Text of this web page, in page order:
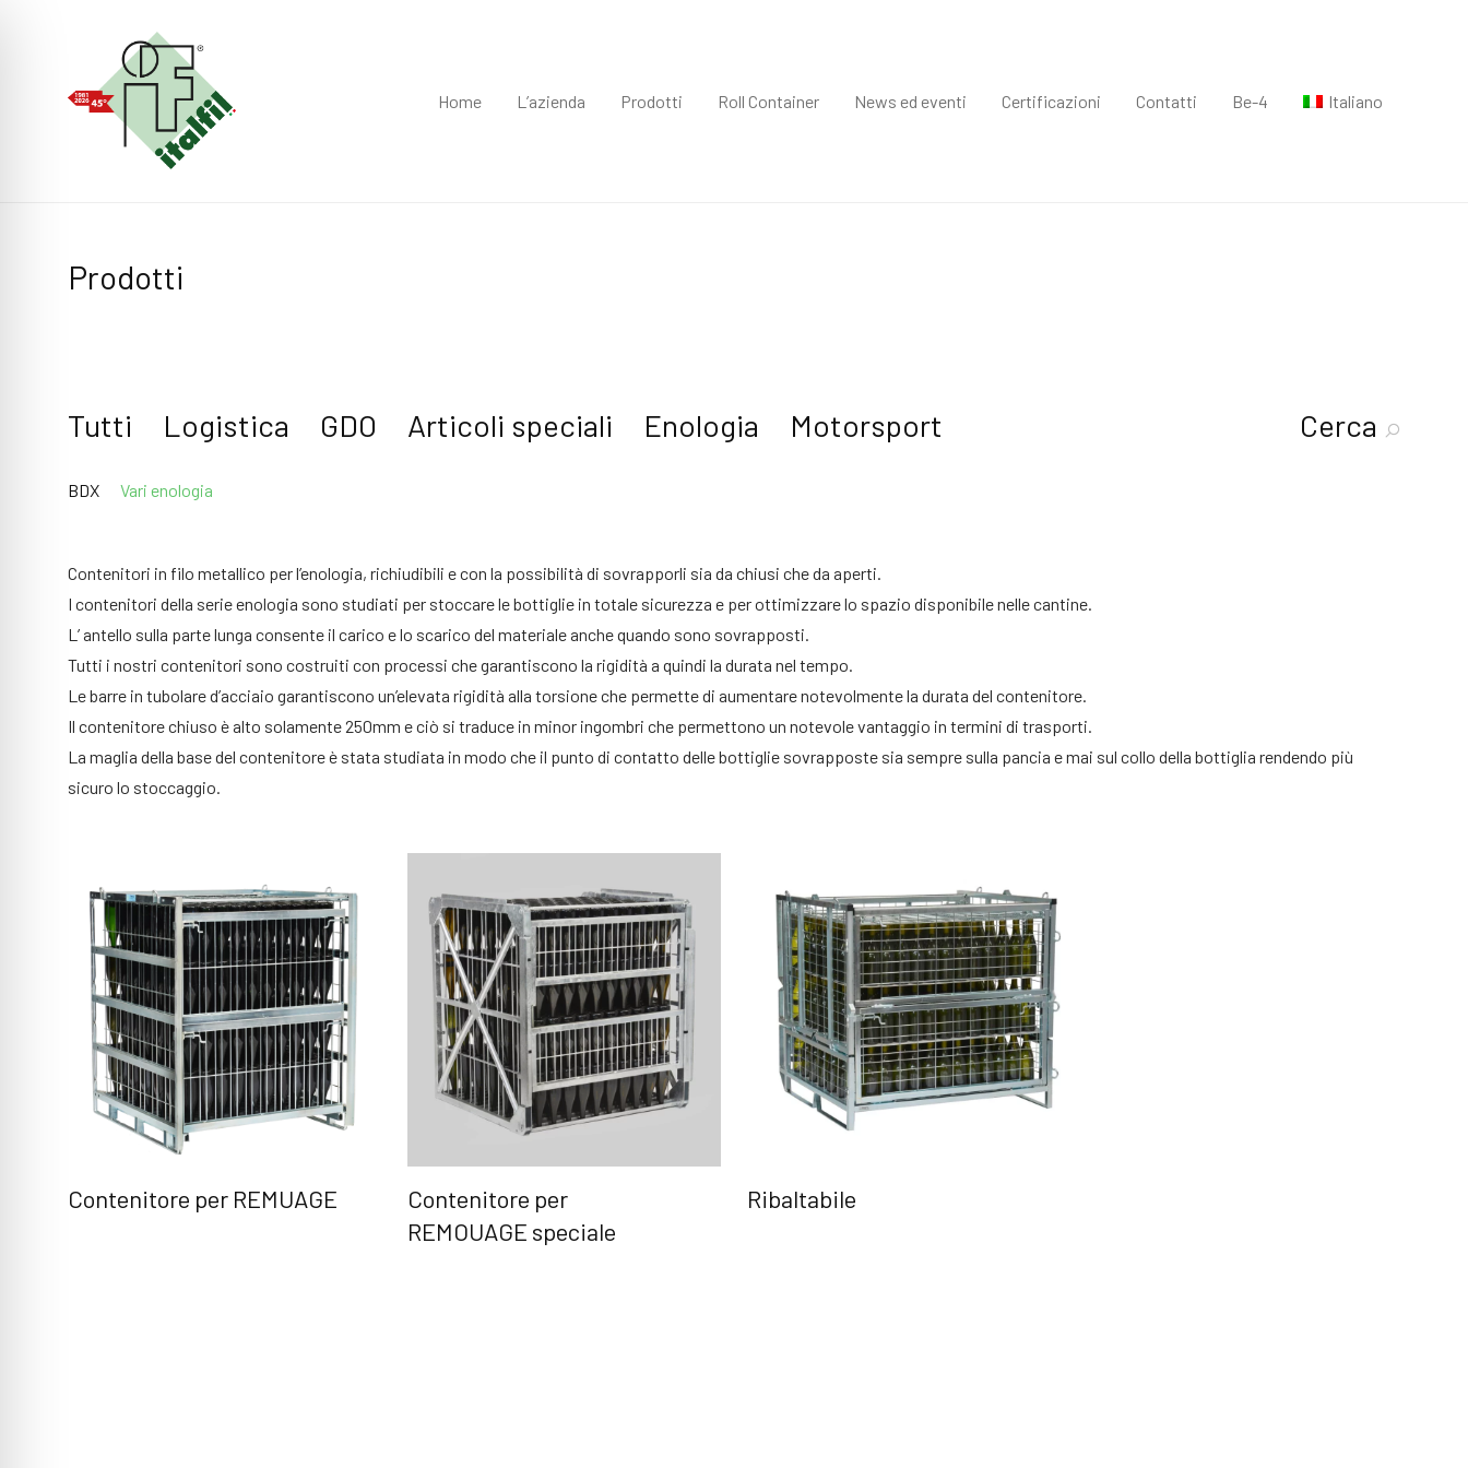
Home L’azienda Prodotti Roll Container News ed eventi Certificazioni Contatti Be-4 Italiano
Prodotti
Cerca
Tutti Logistica GDO Articoli speciali Enologia Motorsport
BDX Vari enologia
Contenitori in filo metallico per l’enologia, richiudibili e con la possibilità di sovrapporli sia da chiusi che da aperti.
I contenitori della serie enologia sono studiati per stoccare le bottiglie in totale sicurezza e per ottimizzare lo spazio disponibile nelle cantine.
L’ antello sulla parte lunga consente il carico e lo scarico del materiale anche quando sono sovrapposti.
Tutti i nostri contenitori sono costruiti con processi che garantiscono la rigidità a quindi la durata nel tempo.
Le barre in tubolare d’acciaio garantiscono un’elevata rigidità alla torsione che permette di aumentare notevolmente la durata del contenitore.
Il contenitore chiuso è alto solamente 250mm e ciò si traduce in minor ingombri che permettono un notevole vantaggio in termini di trasporti.
La maglia della base del contenitore è stata studiata in modo che il punto di contatto delle bottiglie sovrapposte sia sempre sulla pancia e mai sul collo della bottiglia rendendo più
sicuro lo stoccaggio.
Contenitore per REMUAGE
Contenitore per
REMOUAGE speciale
Ribaltabile